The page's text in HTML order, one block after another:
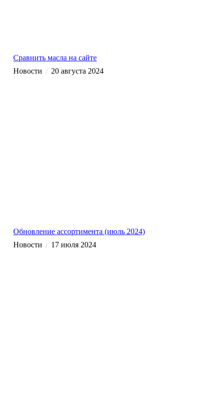
Сравнить масла на сайте
Новости / 20 августа 2024
Обновление ассортимента (июль 2024)
Новости / 17 июля 2024